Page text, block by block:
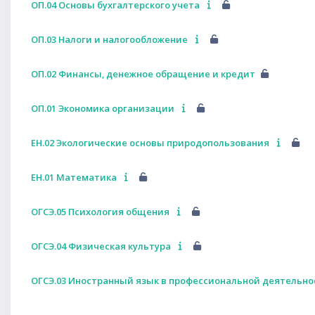
ОП.04 Основы бухгалтерского учета
ОП.03 Налоги и налогообложение
ОП.02 Финансы, денежное обращение и кредит
ОП.01 Экономика организации
ЕН.02 Экологические основы природопользования
ЕН.01 Математика
ОГСЭ.05 Психология общения
ОГСЭ.04 Физическая культура
ОГСЭ.03 Иностранный язык в профессиональной